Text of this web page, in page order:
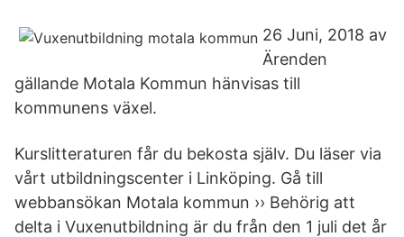
26 Juni, 2018 av
Ärenden
gällande Motala Kommun hänvisas till
kommunens växel.
Kurslitteraturen får du bekosta själv. Du läser via
vårt utbildningscenter i Linköping. Gå till
webbansökan Motala kommun ›› Behörig att
delta i Vuxenutbildning är du från den 1 juli det år